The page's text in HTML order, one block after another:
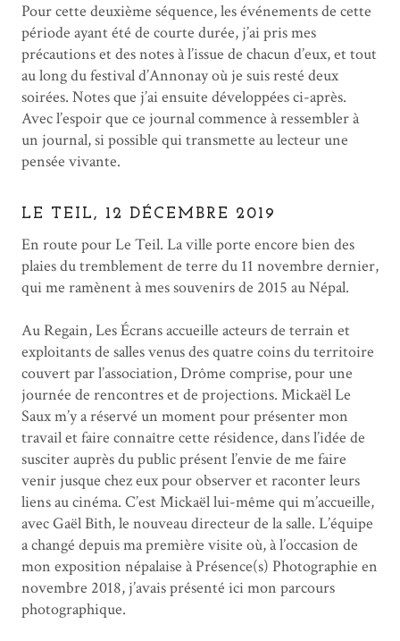
Pour cette deuxième séquence, les événements de cette
période ayant été de courte durée, j’ai pris mes
précautions et des notes à l’issue de chacun d’eux, et tout
au long du festival d’Annonay où je suis resté deux
soirées. Notes que j’ai ensuite développées ci-après.
Avec l’espoir que ce journal commence à ressembler à
un journal, si possible qui transmette au lecteur une
pensée vivante.
LE TEIL, 12 DÉCEMBRE 2019
En route pour Le Teil. La ville porte encore bien des
plaies du tremblement de terre du 11 novembre dernier,
qui me ramènent à mes souvenirs de 2015 au Népal.
Au Regain, Les Écrans accueille acteurs de terrain et
exploitants de salles venus des quatre coins du territoire
couvert par l’association, Drôme comprise, pour une
journée de rencontres et de projections. Mickaël Le
Saux m’y a réservé un moment pour présenter mon
travail et faire connaître cette résidence, dans l’idée de
susciter auprès du public présent l’envie de me faire
venir jusque chez eux pour observer et raconter leurs
liens au cinéma. C’est Mickaël lui-même qui m’accueille,
avec Gaël Bith, le nouveau directeur de la salle. L’équipe
a changé depuis ma première visite où, à l’occasion de
mon exposition népalaise à Présence(s) Photographie en
novembre 2018, j’avais présenté ici mon parcours
photographique.